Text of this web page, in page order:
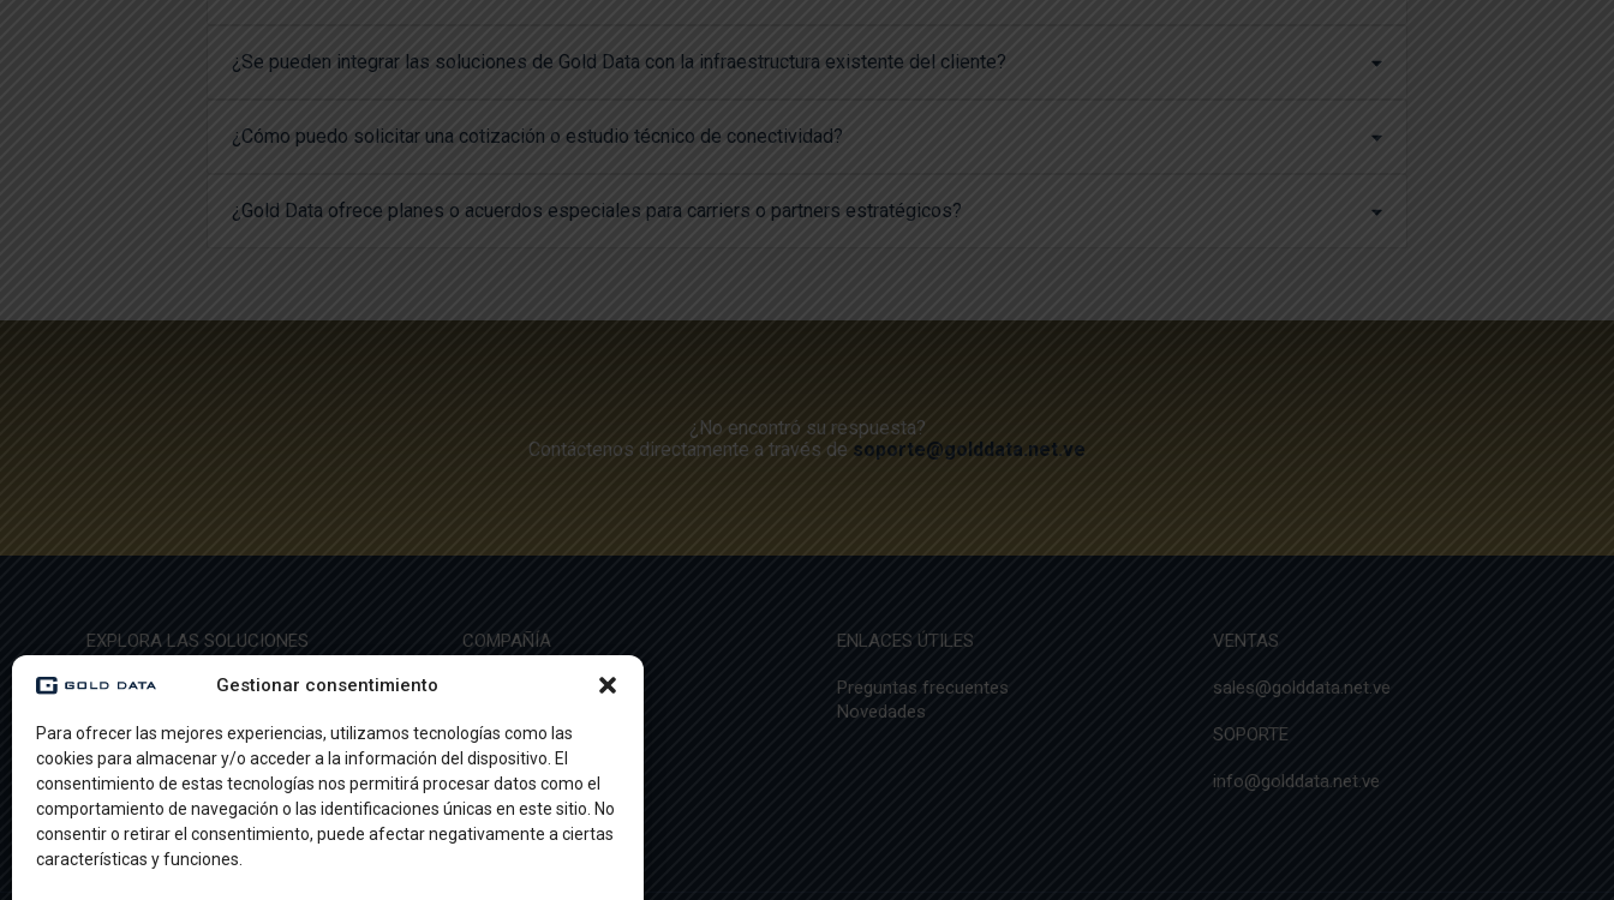
Gestionar consentimiento
Para ofrecer las mejores experiencias, utilizamos tecnologías como las
cookies para almacenar y/o acceder a la información del dispositivo. El
consentimiento de estas tecnologías nos permitirá procesar datos como el
comportamiento de navegación o las identificaciones únicas en este sitio. No
consentir o retirar el consentimiento, puede afectar negativamente a ciertas
características y funciones.
¿Se pueden integrar las soluciones de Gold Data con la infraestructura existente del cliente?
¿Cómo puedo solicitar una cotización o estudio técnico de conectividad?
¿Gold Data ofrece planes o acuerdos especiales para carriers o partners estratégicos?
¿No encontró su respuesta?
Contáctenos directamente a través de soporte@golddata.net.ve
EXPLORA LAS SOLUCIONES
Ethernet
Longitud de Onda (DWDM)
IP Transit
Dedicated Internet Access (DIA)
Broadcast
COMPAÑÍA
Empleos
Contacto
ENLACES ÚTILES
Preguntas frecuentes
Novedades
VENTAS
sales@golddata.net.ve
SOPORTE
info@golddata.net.ve